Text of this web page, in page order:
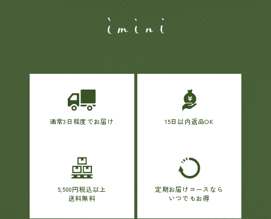
通常3日程度でお届け 15日以内返品OK
5,500円税込以上
送料無料
定期お届けコースなら
いつでもお得